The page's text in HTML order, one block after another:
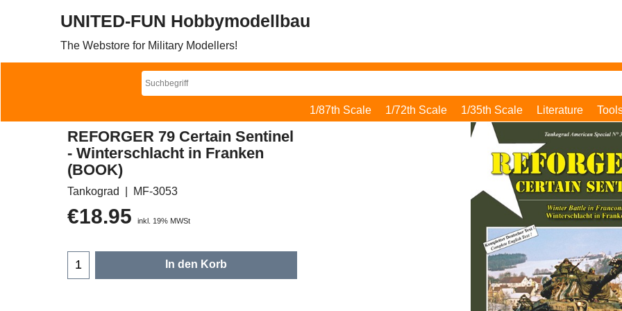
UNITED-FUN Hobbymodellbau
The Webstore for Military Modellers!
1/87th Scale 1/72th Scale 1/35th Scale Literature
REFORGER 79 Certain Sentinel
- Winterschlacht in Franken
(BOOK)
Tankograd MF-3053
€18.95 inkl. 19% MWSt
In den Korb